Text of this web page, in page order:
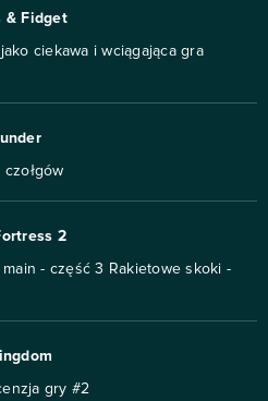
& Fidget
ciekawa i wciągająca gra
2
- część 3 Rakietowe skoki -
gry #2